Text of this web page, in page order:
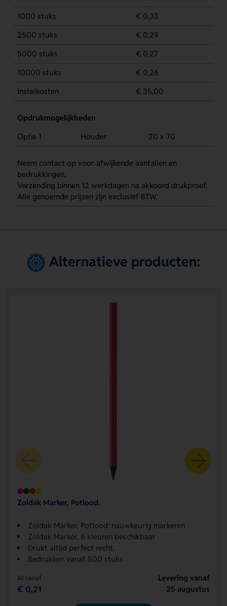
1000 stuks
€ 0,33
2500 stuks
€ 0,29
5000 stuks
€ 0,27
10000 stuks
€ 0,26
Instelkosten
€ 35,00
Opdrukmogelijkheden
Optie 1
Houder 20 x 70
Neem contact op voor afwijkende aantallen en
bedrukkingen.
Verzending binnen 12 werkdagen na akkoord drukproef.
Alle genoemde prijzen zijn exclusief BTW.
Alternatieve producten:
Zoldak Marker, Potlood.
Zoldak Marker, Potlood: nauwkeurig markeren
Zoldak Marker, 6 kleuren beschikbaar
Drukt altijd perfect recht.
Bedrukken vanaf 500 stuks
Al vanaf
€ 0,21
Levering vanaf
25 augustus